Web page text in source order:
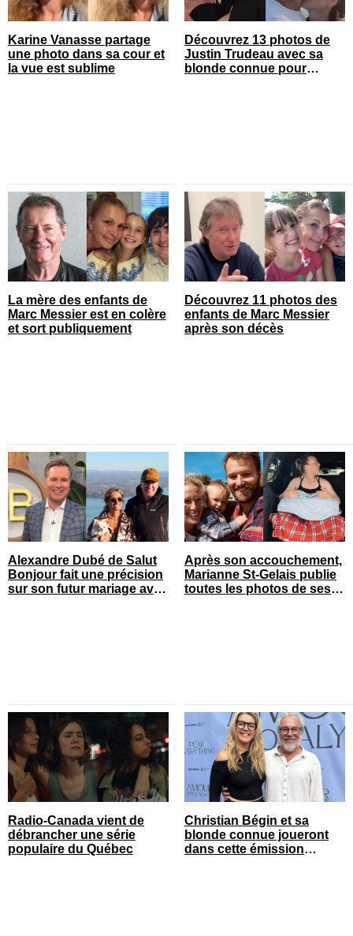
Karine Vanasse partage
une photo dans sa cour et
la vue est sublime
Découvrez 13 photos de
Justin Trudeau avec sa
blonde connue pour
La mère des enfants de
Marc Messier est en colère
et sort publiquement
Découvrez 11 photos des
enfants de Marc Messier
après son décès
Alexandre Dubé de Salut
Bonjour fait une précision
sur son futur mariage avec
Après son accouchement,
Marianne St-Gelais publie
toutes les photos de ses
Radio-Canada vient de
débrancher une série
populaire du Québec
Christian Bégin et sa
blonde connue joueront
dans cette émission